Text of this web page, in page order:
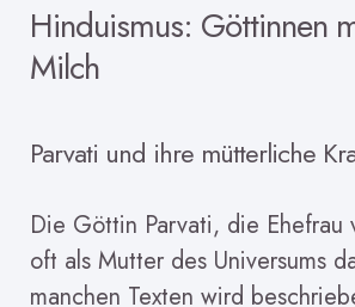
Hinduismus: Göttinnen
Milch
Parvati und ihre mütterliche
Die Göttin Parvati, die Ehefrau
oft als Mutter des Universums
manchen Texten wird